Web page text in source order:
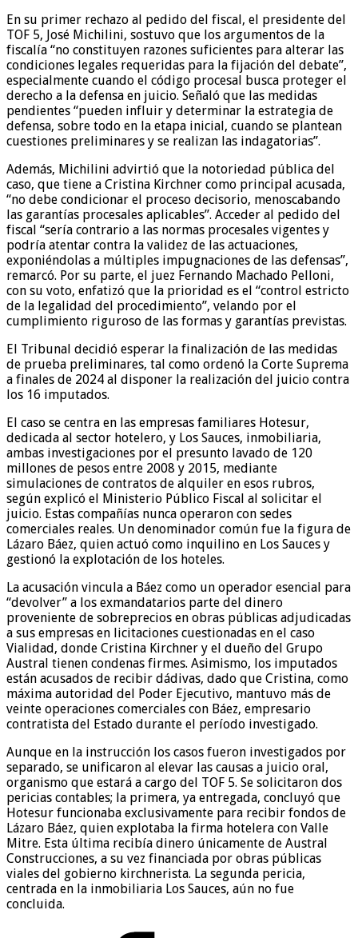
En su primer rechazo al pedido del fiscal, el presidente del
TOF 5, José Michilini, sostuvo que los argumentos de la
fiscalía “no constituyen razones suficientes para alterar las
condiciones legales requeridas para la fijación del debate”,
especialmente cuando el código procesal busca proteger el
derecho a la defensa en juicio. Señaló que las medidas
pendientes “pueden influir y determinar la estrategia de
defensa, sobre todo en la etapa inicial, cuando se plantean
cuestiones preliminares y se realizan las indagatorias”.
Además, Michilini advirtió que la notoriedad pública del
caso, que tiene a Cristina Kirchner como principal acusada,
“no debe condicionar el proceso decisorio, menoscabando
las garantías procesales aplicables”. Acceder al pedido del
fiscal “sería contrario a las normas procesales vigentes y
podría atentar contra la validez de las actuaciones,
exponiéndolas a múltiples impugnaciones de las defensas”,
remarcó. Por su parte, el juez Fernando Machado Pelloni,
con su voto, enfatizó que la prioridad es el “control estricto
de la legalidad del procedimiento”, velando por el
cumplimiento riguroso de las formas y garantías previstas.
El Tribunal decidió esperar la finalización de las medidas
de prueba preliminares, tal como ordenó la Corte Suprema
a finales de 2024 al disponer la realización del juicio contra
los 16 imputados.
El caso se centra en las empresas familiares Hotesur,
dedicada al sector hotelero, y Los Sauces, inmobiliaria,
ambas investigaciones por el presunto lavado de 120
millones de pesos entre 2008 y 2015, mediante
simulaciones de contratos de alquiler en esos rubros,
según explicó el Ministerio Público Fiscal al solicitar el
juicio. Estas compañías nunca operaron con sedes
comerciales reales. Un denominador común fue la figura de
Lázaro Báez, quien actuó como inquilino en Los Sauces y
gestionó la explotación de los hoteles.
La acusación vincula a Báez como un operador esencial para
“devolver” a los exmandatarios parte del dinero
proveniente de sobreprecios en obras públicas adjudicadas
a sus empresas en licitaciones cuestionadas en el caso
Vialidad, donde Cristina Kirchner y el dueño del Grupo
Austral tienen condenas firmes. Asimismo, los imputados
están acusados de recibir dádivas, dado que Cristina, como
máxima autoridad del Poder Ejecutivo, mantuvo más de
veinte operaciones comerciales con Báez, empresario
contratista del Estado durante el período investigado.
Aunque en la instrucción los casos fueron investigados por
separado, se unificaron al elevar las causas a juicio oral,
organismo que estará a cargo del TOF 5. Se solicitaron dos
pericias contables; la primera, ya entregada, concluyó que
Hotesur funcionaba exclusivamente para recibir fondos de
Lázaro Báez, quien explotaba la firma hotelera con Valle
Mitre. Esta última recibía dinero únicamente de Austral
Construcciones, a su vez financiada por obras públicas
viales del gobierno kirchnerista. La segunda pericia,
centrada en la inmobiliaria Los Sauces, aún no fue
concluida.